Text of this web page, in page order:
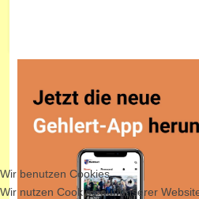
Wir benutzen Cookies
Wir nutzen Cookies auf unserer